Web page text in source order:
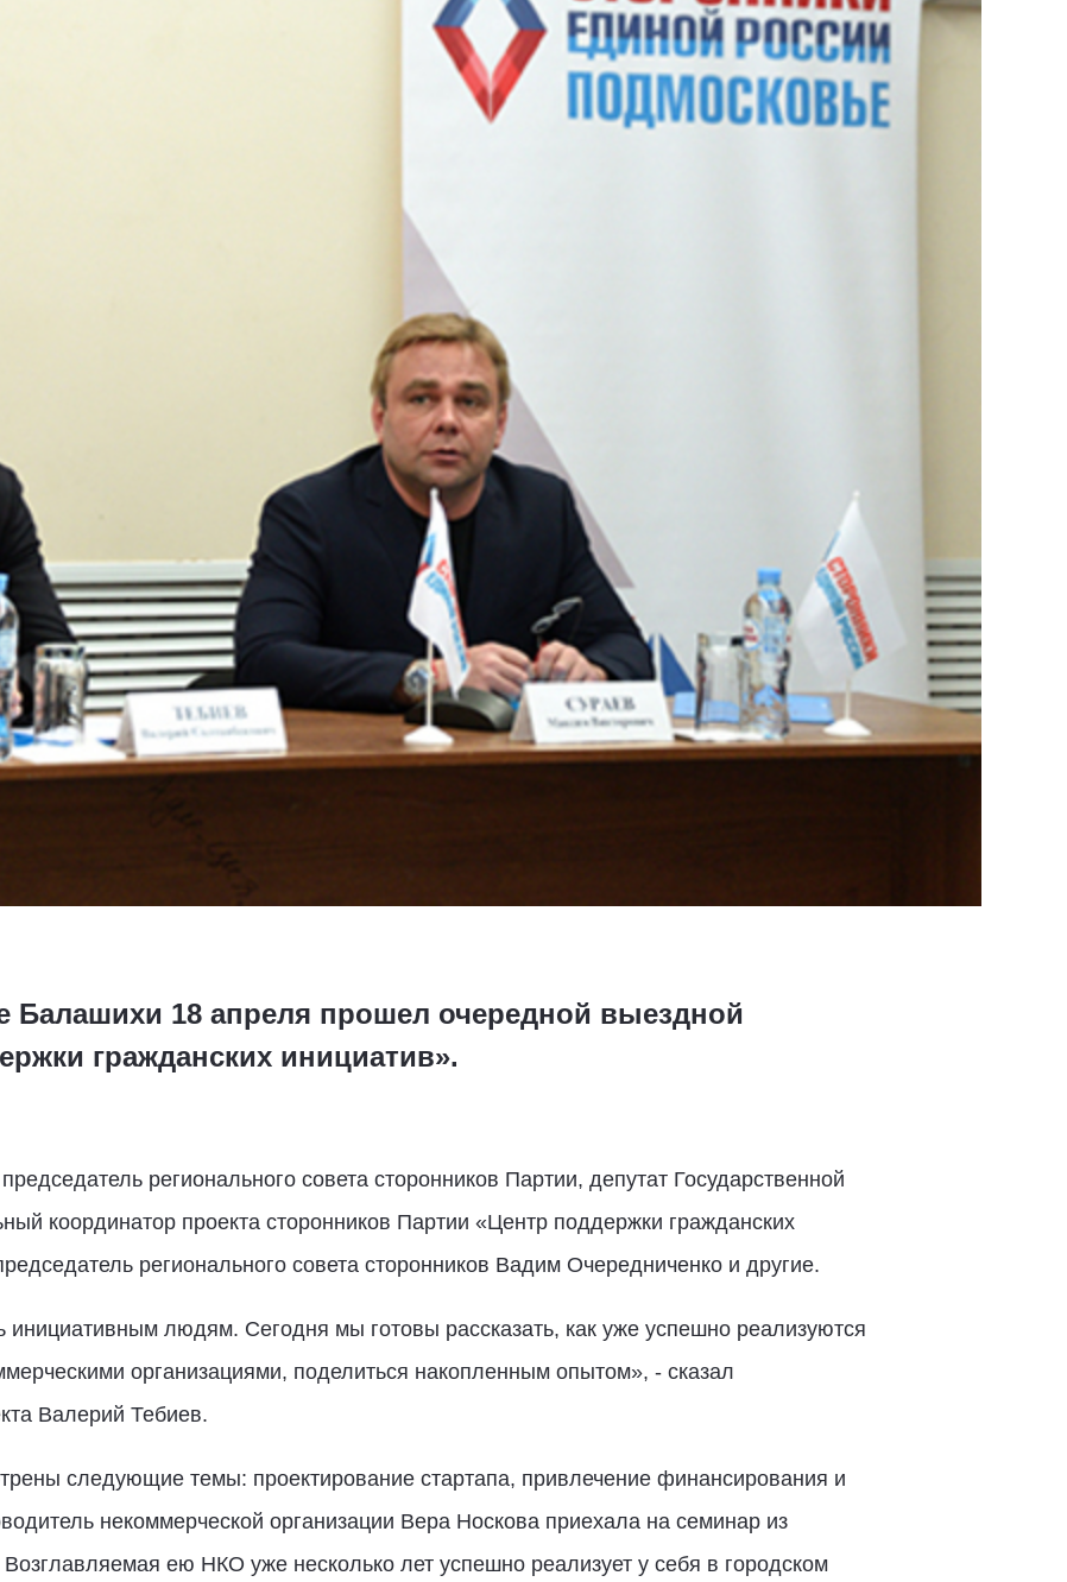
Балашихи 18 апреля прошел очередной выездной
гражданских инициатив».
регионального совета сторонников Партии, депутат Государственной
координатор проекта сторонников Партии «Центр поддержки гражданских
регионального совета сторонников Вадим Очередниченко и другие.
людям. Сегодня мы готовы рассказать, как уже успешно реализуются
организациями, поделиться накопленным опытом», - сказал
Валерий Тебиев.
следующие темы: проектирование стартапа, привлечение финансирования и
некоммерческой организации Вера Носкова приехала на семинар из
Возглавляемая ею НКО уже несколько лет успешно реализует у себя в городском